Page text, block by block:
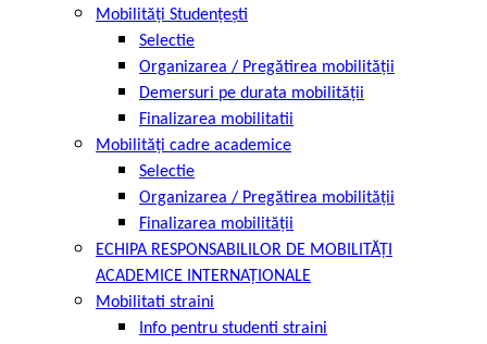
Mobilități Studențești
Selectie
Organizarea / Pregătirea mobilității
Demersuri pe durata mobilității
Finalizarea mobilitatii
Mobilități cadre academice
Selectie
Organizarea / Pregătirea mobilității
Finalizarea mobilității
ECHIPA RESPONSABILILOR DE MOBILITĂȚI
ACADEMICE INTERNAȚIONALE
Mobilitati straini
Info pentru studenti straini